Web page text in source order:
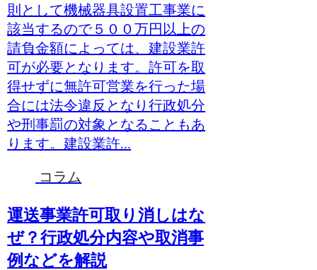
則として機械器具設置工事業に
該当するので５００万円以上の
請負金額によっては、建設業許
可が必要となります。許可を取
得せずに無許可営業を行った場
合には法令違反となり行政処分
や刑事罰の対象となることもあ
ります。建設業許...
コラム
運送事業許可取り消しはな
ぜ？行政処分内容や取消事
例などを解説